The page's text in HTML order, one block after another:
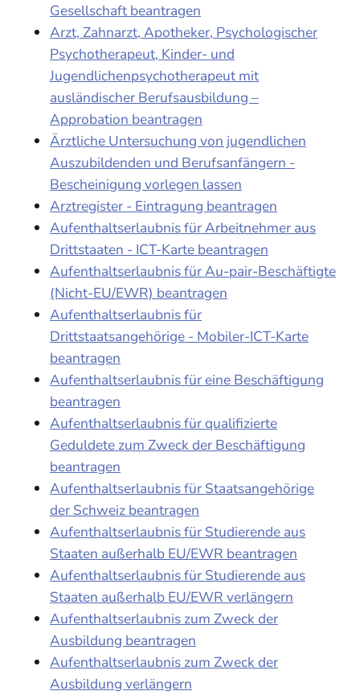
Gesellschaft beantragen
Arzt, Zahnarzt, Apotheker, Psychologischer
Psychotherapeut, Kinder- und
Jugendlichenpsychotherapeut mit
ausländischer Berufsausbildung –
Approbation beantragen
Ärztliche Untersuchung von jugendlichen
Auszubildenden und Berufsanfängern -
Bescheinigung vorlegen lassen
Arztregister - Eintragung beantragen
Aufenthaltserlaubnis für Arbeitnehmer aus
Drittstaaten - ICT-Karte beantragen
Aufenthaltserlaubnis für Au-pair-Beschäftigte
(Nicht-EU/EWR) beantragen
Aufenthaltserlaubnis für
Drittstaatsangehörige - Mobiler-ICT-Karte
beantragen
Aufenthaltserlaubnis für eine Beschäftigung
beantragen
Aufenthaltserlaubnis für qualifizierte
Geduldete zum Zweck der Beschäftigung
beantragen
Aufenthaltserlaubnis für Staatsangehörige
der Schweiz beantragen
Aufenthaltserlaubnis für Studierende aus
Staaten außerhalb EU/EWR beantragen
Aufenthaltserlaubnis für Studierende aus
Staaten außerhalb EU/EWR verlängern
Aufenthaltserlaubnis zum Zweck der
Ausbildung beantragen
Aufenthaltserlaubnis zum Zweck der
Ausbildung verlängern